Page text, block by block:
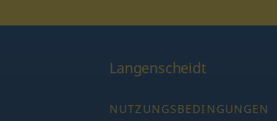
Langenscheidt
NUTZUNGSBEDINGUNGEN